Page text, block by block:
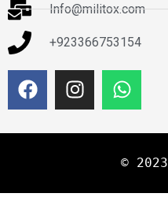
Info@militox.com
+923366753154
© 2023